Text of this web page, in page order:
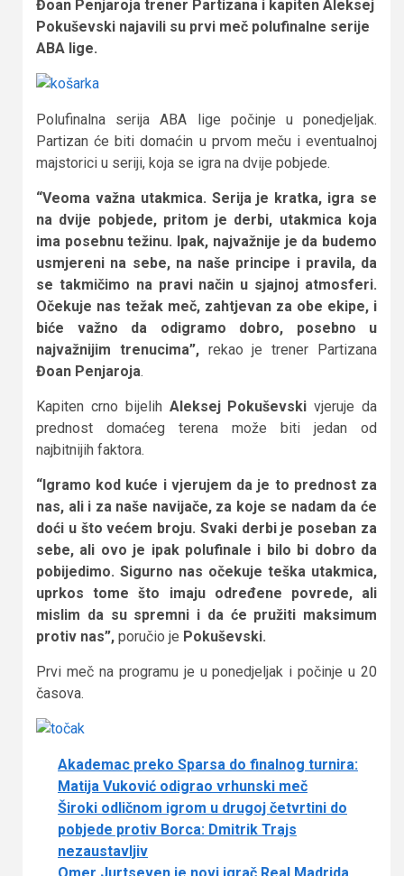
Đoan Penjaroja trener Partizana i kapiten Aleksej
Pokuševski najavili su prvi meč polufinalne serije
ABA lige.
Polufinalna serija ABA lige počinje u ponedjeljak.
Partizan će biti domaćin u prvom meču i eventualnoj
majstorici u seriji, koja se igra na dvije pobjede.
“Veoma važna utakmica. Serija je kratka, igra se
na dvije pobjede, pritom je derbi, utakmica koja
ima posebnu težinu. Ipak, najvažnije je da budemo
usmjereni na sebe, na naše principe i pravila, da
se takmičimo na pravi način u sjajnoj atmosferi.
Očekuje nas težak meč, zahtjevan za obe ekipe, i
biće važno da odigramo dobro, posebno u
najvažnijim trenucima”, rekao je trener Partizana
Đoan Penjaroja.
Kapiten crno bijelih Aleksej Pokuševskivjeruje da
prednost domaćeg terena može biti jedan od
najbitnijih faktora.
“Igramo kod kuće i vjerujem da je to prednost za
nas, ali i za naše navijače, za koje se nadam da će
doći u što većem broju. Svaki derbi je poseban za
sebe, ali ovo je ipak polufinale i bilo bi dobro da
pobijedimo. Sigurno nas očekuje teška utakmica,
uprkos tome što imaju određene povrede, ali
mislim da su spremni i da će pružiti maksimum
protiv nas”, poručio je Pokuševski.
Prvi meč na programu je u ponedjeljak i počinje u 20
časova.
Akademac preko Sparsa do finalnog turnira:
Matija Vuković odigrao vrhunski meč
Široki odličnom igrom u drugoj četvrtini do
pobjede protiv Borca: Dmitrik Trajs
nezaustavljiv